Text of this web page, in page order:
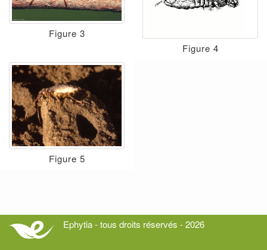
Figure 3
Figure 4
Figure 5
Ephytia - tous droits réservés - 2026